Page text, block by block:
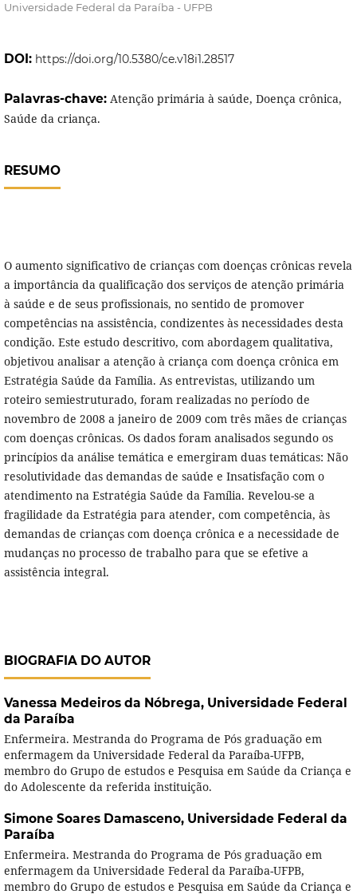
Universidade Federal da Paraíba - UFPB
DOI: https://doi.org/10.5380/ce.v18i1.28517
Palavras-chave: Atenção primária à saúde, Doença crônica,
Saúde da criança.
RESUMO
O aumento significativo de crianças com doenças crônicas revela
a importância da qualificação dos serviços de atenção primária
à saúde e de seus profissionais, no sentido de promover
competências na assistência, condizentes às necessidades desta
condição. Este estudo descritivo, com abordagem qualitativa,
objetivou analisar a atenção à criança com doença crônica em
Estratégia Saúde da Família. As entrevistas, utilizando um
roteiro semiestruturado, foram realizadas no período de
novembro de 2008 a janeiro de 2009 com três mães de crianças
com doenças crônicas. Os dados foram analisados segundo os
princípios da análise temática e emergiram duas temáticas: Não
resolutividade das demandas de saúde e Insatisfação com o
atendimento na Estratégia Saúde da Família. Revelou-se a
fragilidade da Estratégia para atender, com competência, às
demandas de crianças com doença crônica e a necessidade de
mudanças no processo de trabalho para que se efetive a
assistência integral.
BIOGRAFIA DO AUTOR
Vanessa Medeiros da Nóbrega, Universidade Federal
da Paraíba
Enfermeira. Mestranda do Programa de Pós graduação em
enfermagem da Universidade Federal da Paraíba-UFPB,
membro do Grupo de estudos e Pesquisa em Saúde da Criança e
do Adolescente da referida instituição.
Simone Soares Damasceno, Universidade Federal da
Paraíba
Enfermeira. Mestranda do Programa de Pós graduação em
enfermagem da Universidade Federal da Paraíba-UFPB,
membro do Grupo de estudos e Pesquisa em Saúde da Criança e